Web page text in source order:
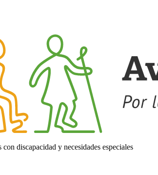
discapacidad y necesidades especiales